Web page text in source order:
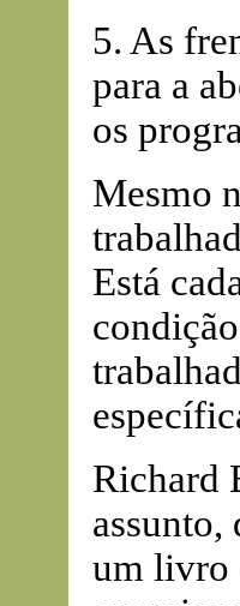
5. As
para a
os
Mesmo
Está
Richard
assunto,
um livro